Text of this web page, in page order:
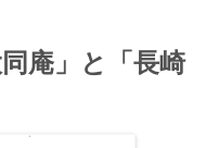
庵」と「長崎